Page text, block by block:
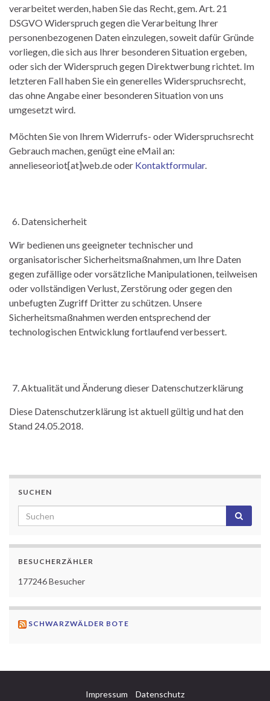
verarbeitet werden, haben Sie das Recht, gem. Art. 21
DSGVO Widerspruch gegen die Verarbeitung Ihrer
personenbezogenen Daten einzulegen, soweit dafür Gründe
vorliegen, die sich aus Ihrer besonderen Situation ergeben,
oder sich der Widerspruch gegen Direktwerbung richtet. Im
letzteren Fall haben Sie ein generelles Widerspruchsrecht,
das ohne Angabe einer besonderen Situation von uns
umgesetzt wird.
Möchten Sie von Ihrem Widerrufs- oder Widerspruchsrecht
Gebrauch machen, genügt eine eMail an:
annelieseoriot[at]web.de oder Kontaktformular.
Datensicherheit
Wir bedienen uns geeigneter technischer und
organisatorischer Sicherheitsmaßnahmen, um Ihre Daten
gegen zufällige oder vorsätzliche Manipulationen, teilweisen
oder vollständigen Verlust, Zerstörung oder gegen den
unbefugten Zugriff Dritter zu schützen. Unsere
Sicherheitsmaßnahmen werden entsprechend der
technologischen Entwicklung fortlaufend verbessert.
Aktualität und Änderung dieser Datenschutzerklärung
Diese Datenschutzerklärung ist aktuell gültig und hat den
Stand 24.05.2018.
SUCHEN
BESUCHERZÄHLER
177246Besucher
SCHWARZWÄLDER BOTE
Impressum Datenschutz